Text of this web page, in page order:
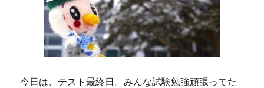
今日は、テスト最終日。みんな試験勉強頑張ってた